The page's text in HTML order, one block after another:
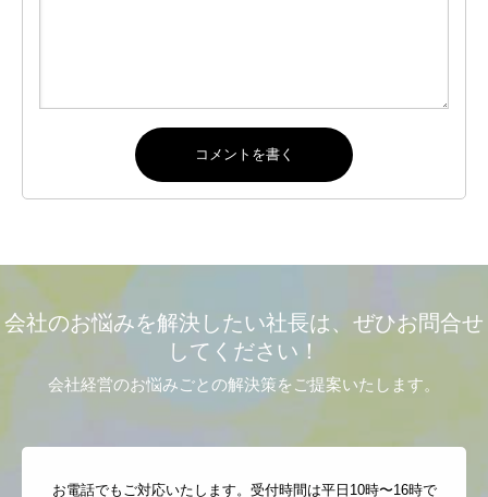
会社のお悩みを解決したい社長は、ぜひお問合せ
してください！
会社経営のお悩みごとの解決策をご提案いたします。
お電話でもご対応いたします。受付時間は平日10時〜16時で